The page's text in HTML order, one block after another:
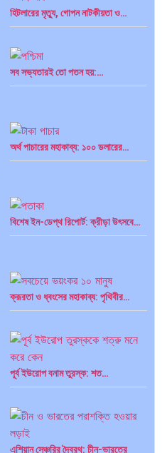
হিটলারের মৃত্যু, গোপন নাটকীয়তা ও…
সব সভ্যতারই তো পতন হয়:…
অর্থ পাচারের মহাকাব্য: ১০০ ডলারের…
বিশেষ ইন-ডেপ্থ রিপোর্ট: ক্রীড়া উৎসবে…
ক্রূরতা ও ধ্বংসের মহাকাব্য: পৃথিবীর…
পূর্ব ইউরোপ বনাম তুরস্ক: শত…
এশিয়ান সেঞ্চুরির দ্বৈরথ: চীন-ভারতের